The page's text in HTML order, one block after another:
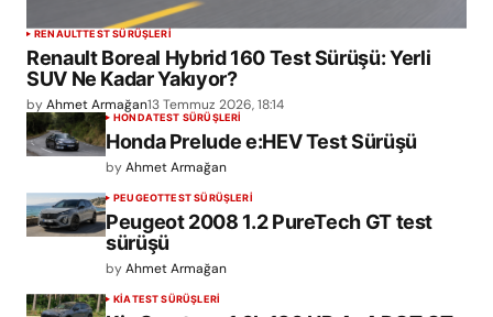
RENAULTTEST SÜRÜŞLERİ
Renault Boreal Hybrid 160 Test Sürüşü: Yerli
SUV Ne Kadar Yakıyor?
byAhmet Armağan13 Temmuz 2026, 18:14
HONDATEST SÜRÜŞLERİ
Honda Prelude e:HEV Test Sürüşü
byAhmet Armağan
PEUGEOTTEST SÜRÜŞLERİ
Peugeot 2008 1.2 PureTech GT test
sürüşü
byAhmet Armağan
KIATEST SÜRÜŞLERİ